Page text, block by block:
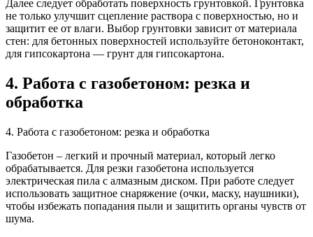
Далее следует обработать поверхность грунтовкой. Грунтовка
не только улучшит сцепление раствора с поверхностью, но и
защитит ее от влаги. Выбор грунтовки зависит от материала
стен: для бетонных поверхностей используйте бетоноконтакт,
для гипсокартона — грунт для гипсокартона.
4. Работа с газобетоном: резка и
обработка
4. Работа с газобетоном: резка и обработка
Газобетон – легкий и прочный материал, который легко
обрабатывается. Для резки газобетона используется
электрическая пила с алмазным диском. При работе следует
использовать защитное снаряжение (очки, маску, наушники),
чтобы избежать попадания пыли и защитить органы чувств от
шума.